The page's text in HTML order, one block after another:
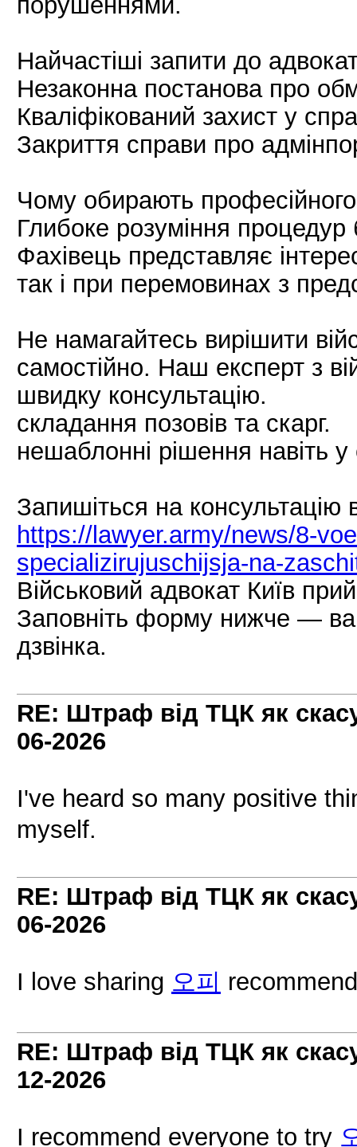
Найчастіші запити до
Незаконна постанова про
Кваліфікований захист у
Закриття справи про
Чому обирають професійного
Глибоке розуміння процедур
Фахівець представляє
так і при перемовинах з
Не намагайтесь вирішити
самостійно. Наш експерт з
швидку консультацію.
складання позовів та скарг.
нешаблонні рішення навіть
Запишіться на консультацію
https://lawyer.army/news/8-
specializirujuschijsja-na-
Військовий адвокат Київ
Заповніть форму нижче —
дзвінка.
RE: Штраф від ТЦК як
06-2026
I've heard so many positive
myself.
RE: Штраф від ТЦК як
06-2026
I love sharing 오피
RE: Штраф від ТЦК як
12-2026
I recommend everyone to try